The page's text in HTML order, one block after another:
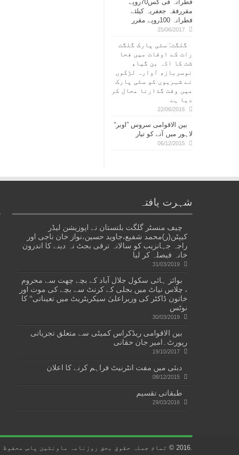
فطرانہ فی کس70روپے
مقررفقہ جعفریہ کیلئے
فطرانہ 100روپے مقرر
25/06/2017
گلگت: سٹی پارک گلگت
رات کے اوقات میں فحا
شت کا اڈہ بن گیا،
نوسرباز، آوارہ لڑکوں
نے شہریوں کو سٹی پارک
میں وقت گذارنا محال کر
دیا ہے
22/06/2016
بین الاقوامی سروس ”اوبر“
لاہور میں آنے کو تیار
06/12/2015
شہرت یافتہ
چیف منسٹر گلگت بلتستان نے اپوزیشن لیڈر
کیپٹن(ر)محمد شفیع،جاوید حسین،نواز خان ناجی اور
راجہ جہانزیب کو سالانہ ترقی بجٹ نہ دینے کا اندرون
خانہ فیصلہ کر لیا
31/03/2019
بوائز ہائی سکول جلال آباد کے بچے چھت سے محروم
، چلاس نیاٹ میں بجلی کے کرنٹ سے بچے کی موت اور
خاتون ڈاکٹر کی وزیراعلیٰ سیکریٹریٹ میں تعیناتی‘‘ کا
نوٹس
30/03/2019
بین الاقوامی ریڈکراس کمیٹی سے متعلق تجزیاتی
رپورٹ۔امیر جان حقانی
19/10/2017
دبئی میں مفت انٹرنیٹ فراہم کرنے کا اعلان
08/12/2015
طبقاتی تقسیم
29/03/2016
.2016 © تمام جملہ حقوق بحق روزنامہ ماونٹین پاس محفوظ ہیں۔ ....Developed by